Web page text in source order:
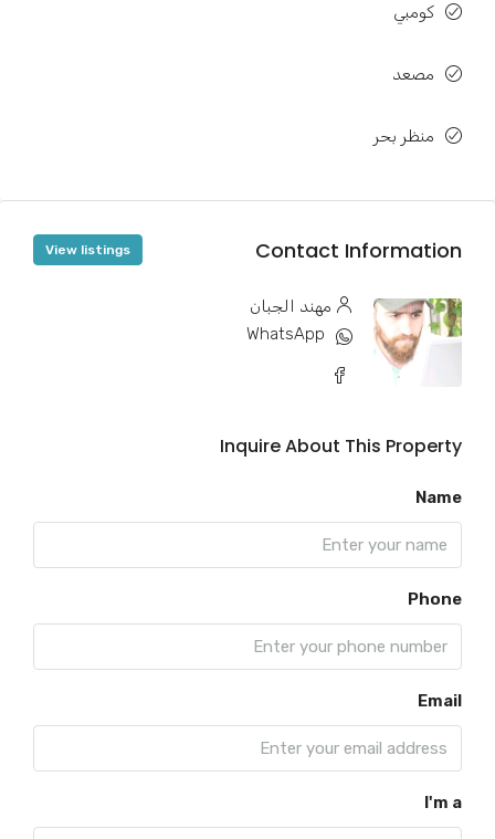
كومبي
مصعد
منظر بحر
Contact Information
View listings
مهند الجبان
WhatsApp
Inquire About This Property
Name
Phone
Email
I'm a